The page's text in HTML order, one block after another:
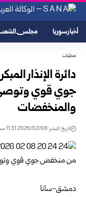
أخبار سوريا مجلس
محليات
دائرة الإنذار
جوي قوي وتوصي
والمنخفضات
تاريخ النشر: 2026/02/08 11:31 مساءً
دمشق-سانا